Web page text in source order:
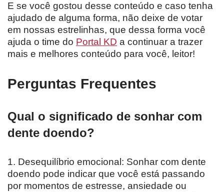
E se você gostou desse conteúdo e caso tenha
ajudado de alguma forma, não deixe de votar
em nossas estrelinhas, que dessa forma você
ajuda o time do Portal KD a continuar a trazer
mais e melhores conteúdo para você, leitor!
Perguntas Frequentes
Qual o significado de sonhar com
dente doendo?
1. Desequilíbrio emocional: Sonhar com dente
doendo pode indicar que você está passando
por momentos de estresse, ansiedade ou